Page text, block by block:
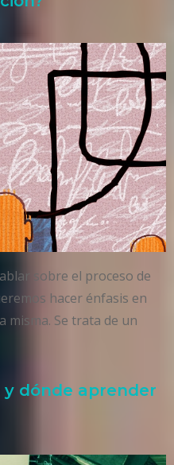
sobre el proceso de
hacer énfasis en
misma. Se trata de un
y dónde aprender